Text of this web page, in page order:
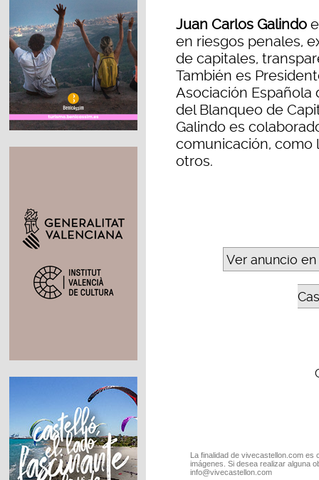
Juan Carlos Galindo
en riesgos penales,
de capitales,
También es
Asociación Española
del Blanqueo de
Galindo es
comunicación, como
otros.
Ver anuncio
La finalidad de vivecastellon.com
imágenes. Si desea realizar alguna
info@vivecastellon.com